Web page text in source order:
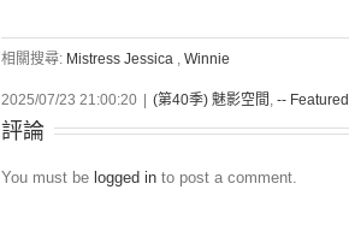
相關搜尋: Mistress Jessica , Winnie
2025/07/23 21:00:20 (第40季) 魅影空間 , --
評論
You must be logged in to post a comment.